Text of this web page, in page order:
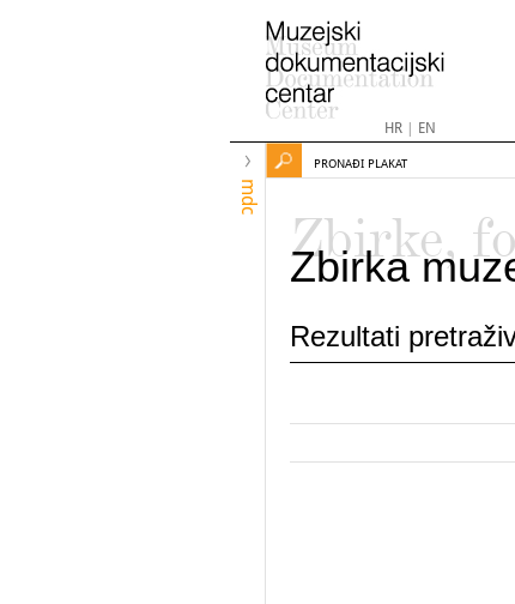
HR| EN
mdc
PRONAĐI PLAKAT
Zbirke,
Zbirka
Rezultati